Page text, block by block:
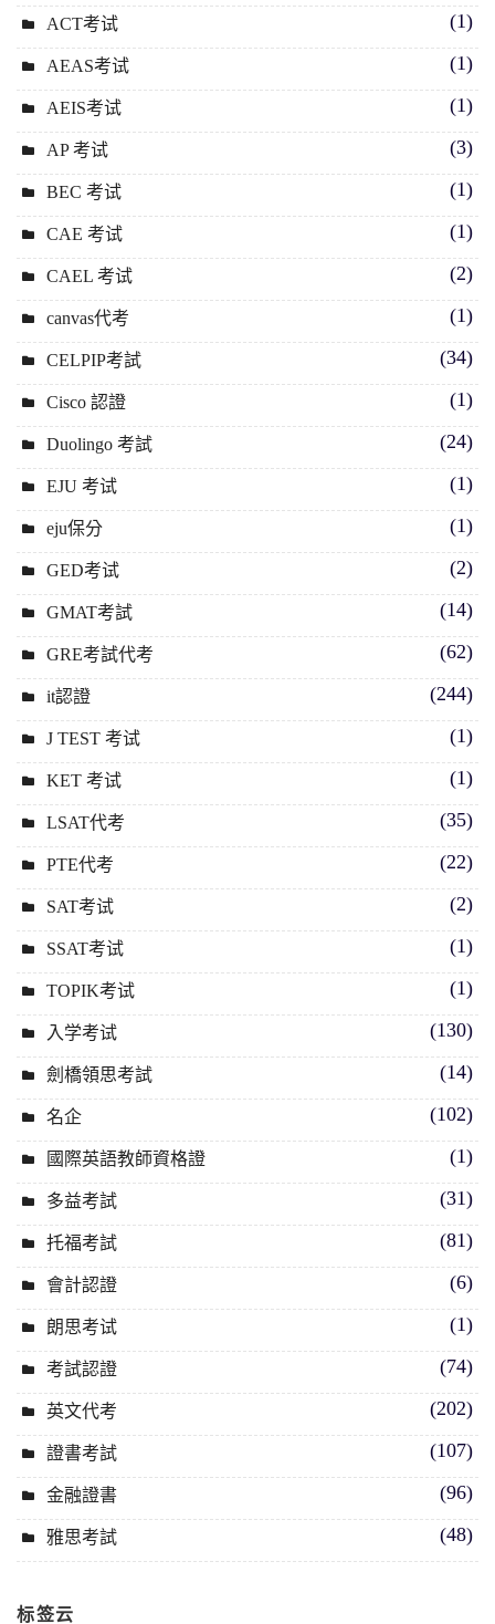
ACT考试 (1)
AEAS考试 (1)
AEIS考试 (1)
AP 考试 (3)
BEC 考试 (1)
CAE 考试 (1)
CAEL 考试 (2)
canvas代考 (1)
CELPIP考試 (34)
Cisco 認證 (1)
Duolingo 考試 (24)
EJU 考试 (1)
eju保分 (1)
GED考试 (2)
GMAT考試 (14)
GRE考試代考 (62)
it認證 (244)
J TEST 考试 (1)
KET 考试 (1)
LSAT代考 (35)
PTE代考 (22)
SAT考试 (2)
SSAT考试 (1)
TOPIK考试 (1)
入学考试 (130)
劍橋領思考試 (14)
名企 (102)
國際英語教師資格證 (1)
多益考試 (31)
托福考試 (81)
會計認證 (6)
朗思考试 (1)
考試認證 (74)
英文代考 (202)
證書考試 (107)
金融證書 (96)
雅思考試 (48)
标签云